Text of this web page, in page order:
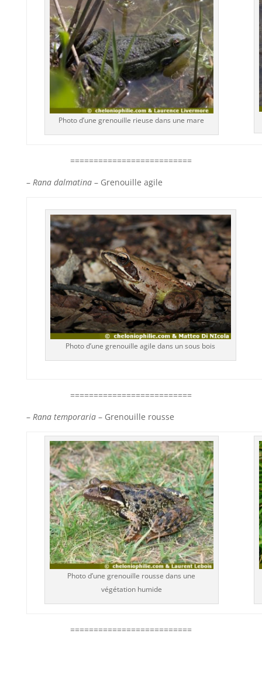
Photo d’une grenouille rieuse dans une mare
==========================
– Rana dalmatina– Grenouille agile
Photo d’une grenouille agile dans un sous bois
==========================
– Rana temporaria– Grenouille rousse
Photo d’une grenouille rousse dans une
végétation humide
==========================